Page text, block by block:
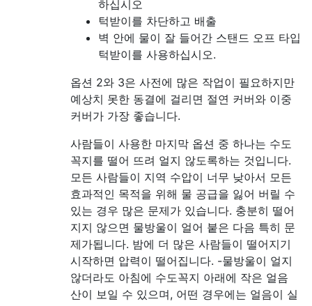
하십시오
턱받이를 차단하고 배출
벽 안에 물이 잘 들어간 스탠드 오프 타입
턱받이를 사용하십시오.
옵션 2와 3은 사전에 많은 작업이 필요하지만
예상치 못한 동결에 걸리면 절연 커버와 이중
커버가 가장 좋습니다.
사람들이 사용한 마지막 옵션 중 하나는 수도
꼭지를 떨어 뜨려 얼지 않도록하는 것입니다.
모든 사람들이 지역 수압이 너무 낮아서 모든
효과적인 목적을 위해 물 공급을 잃어 버릴 수
있는 경우 많은 문제가 있습니다. 충분히 떨어
지지 않으면 물방울이 얼어 붙은 다음 특히 문
제가됩니다. 밤에 더 많은 사람들이 떨어지기
시작하면 압력이 떨어집니다. -물방울이 얼지
않더라도 아침에 수도꼭지 아래에 작은 얼음
산이 보일 수 있으며, 어떤 경우에는 얼음이 실